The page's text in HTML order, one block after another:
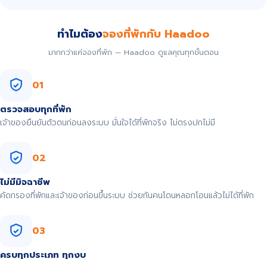
ทำไมต้องจองที่พักกับ Haadoo
มากกว่าแค่จองที่พัก — Haadoo ดูแลคุณทุกขั้นตอน
01
ตรวจสอบทุกที่พัก
เจ้าของยืนยันตัวตนก่อนลงระบบ มั่นใจได้ที่พักจริง ไม่ตรงปกไม่มี
02
ไม่มีมิจฉาชีพ
คัดกรองที่พักและเจ้าของก่อนขึ้นระบบ ช่วยกันคนโดนหลอกโอนแล้วไม่ได้ที่พัก
03
ครบทุกประเภท ทุกงบ